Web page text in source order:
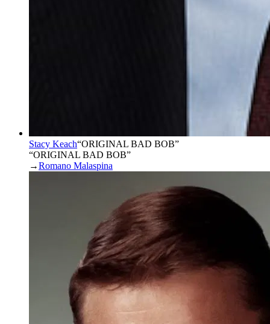
Stacy Keach“ORIGINAL BAD BOB”
“ORIGINAL BAD BOB”
→Romano Malaspina